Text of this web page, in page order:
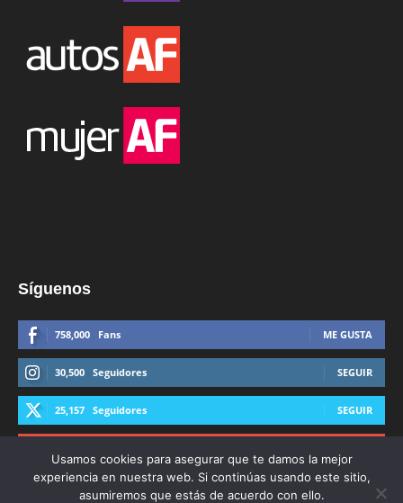
Síguenos
758,000 Fans ME GUSTA
30,500 Seguidores SEGUIR
25,157 Seguidores SEGUIR
Usamos cookies para asegurar que te damos la mejor
experiencia en nuestra web. Si continúas usando este sitio,
asumiremos que estás de acuerdo con ello.